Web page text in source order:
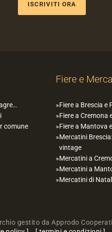
ISCRIVITI ORA
comune
Fiere e
Fiere a Brescia e
Fiere a Cremona
Fiere a Mantova
Mercatini
vintage
Mercatini a
Mercatini a
Mercatini di
gestito da Approdo